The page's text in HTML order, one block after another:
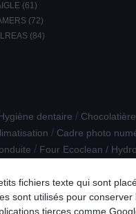
fichiers texte qui sont
sont utilisés pour
tierces comme
(61)
(72)
(84)
dentaire /
/ Cadre photo
/ Four Ecoclean /